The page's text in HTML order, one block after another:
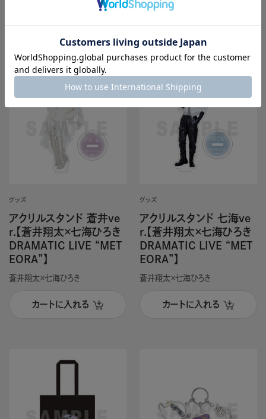
グッズ
アクリルスタンド 蒼井ve
r.【蒼井翔太×七海ひろき
DRAMATIC LIVE “MET
EORA”】
蒼井翔太×七海ひろき
カートに入れる
グッズ
アクリルスタンド 七海ve
r.【蒼井翔太×七海ひろき
DRAMATIC LIVE “MET
EORA”】
蒼井翔太×七海ひろき
カートに入れる